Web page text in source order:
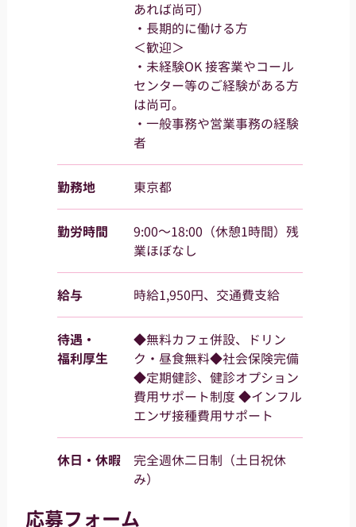
あれば尚可）
・長期的に働ける方
＜歓迎＞
・未経験OK 接客業やコール
センター等のご経験がある方
は尚可。
・一般事務や営業事務の経験
者
勤務地 東京都
勤労時間
9:00～18:00（休憩1時間）残
業ほぼなし
給与 時給1,950円、交通費支給
待遇・
福利厚生
◆無料カフェ併設、ドリン
ク・昼食無料◆社会保険完備
◆定期健診、健診オプション
費用サポート制度 ◆インフル
エンザ接種費用サポート
休日・休暇
完全週休二日制（土日祝休
み）
応募フォーム